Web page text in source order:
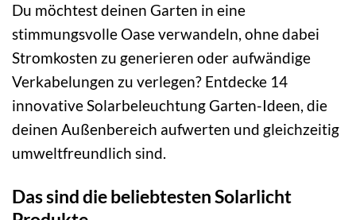
Du möchtest deinen Garten in eine
stimmungsvolle Oase verwandeln, ohne dabei
Stromkosten zu generieren oder aufwändige
Verkabelungen zu verlegen? Entdecke 14
innovative Solarbeleuchtung Garten-Ideen, die
deinen Außenbereich aufwerten und gleichzeitig
umweltfreundlich sind.
Das sind die beliebtesten Solarlicht